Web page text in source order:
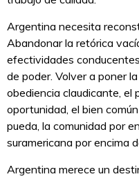
Argentina necesita
Abandonar la retórica
efectividades
de poder. Volver a poner
obediencia claudicante, el
oportunidad, el bien
pueda, la comunidad por
suramericana por encima
Argentina merece un